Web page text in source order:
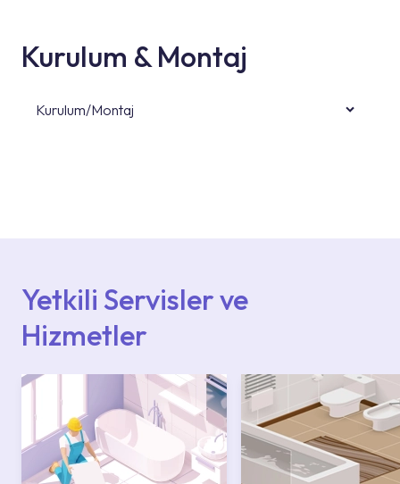
Kurulum & Montaj
Kurulum/Montaj
Yetkili Servisler ve
Hizmetler